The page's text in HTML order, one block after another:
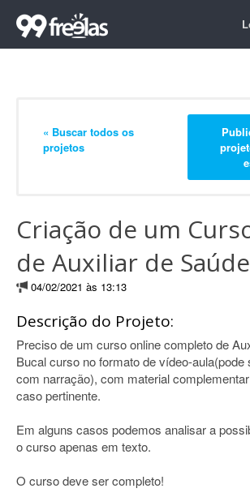
« Buscar todos os
projetos
Criação de um
de Auxiliar de Saúde
04/02/2021 às 13:13
Descrição do Projeto:
Preciso de um curso online completo de
Bucal curso no formato de vídeo-aula(pode
com narração), com material
caso pertinente.
Em alguns casos podemos analisar a
o curso apenas em texto.
O curso deve ser completo!